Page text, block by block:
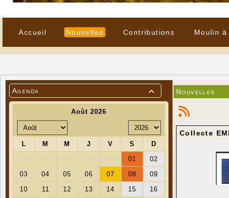
Accueil Nouvelles Contributions Moulin à

Agenda Nouvelles
Collecte